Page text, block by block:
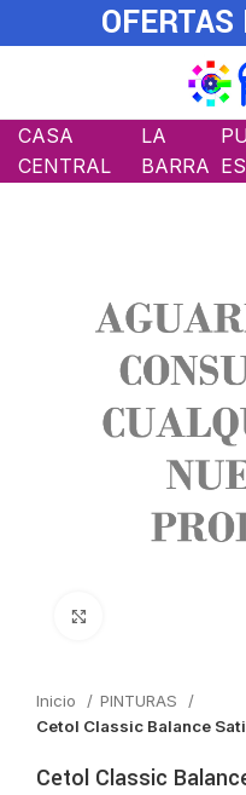
CASA
CENTRAL
LA
BARRA
Inicio
PINTURAS
Cetol Classic Balance
Cetol Classic